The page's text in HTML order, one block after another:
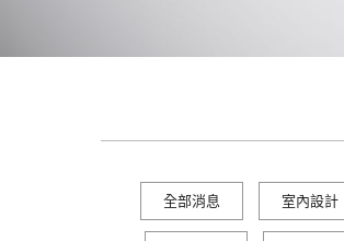
全部消息 室內設計